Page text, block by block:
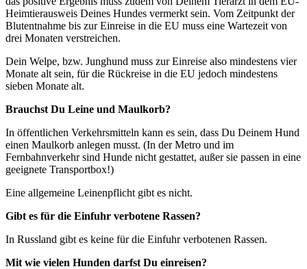
Heimtierausweis Deines Hundes vermerkt sein. Vom Zeitpunkt der
Blutentnahme bis zur Einreise in die EU muss eine Wartezeit von
drei Monaten verstreichen.
Dein Welpe, bzw. Junghund muss zur Einreise also mindestens vier
Monate alt sein, für die Rückreise in die EU jedoch mindestens
sieben Monate alt.
Brauchst Du Leine und Maulkorb?
In öffentlichen Verkehrsmitteln kann es sein, dass Du Deinem Hund
einen Maulkorb anlegen musst. (In der Metro und im
Fernbahnverkehr sind Hunde nicht gestattet, außer sie passen in eine
geeignete Transportbox!)
Eine allgemeine Leinenpflicht gibt es nicht.
Gibt es für die Einfuhr verbotene Rassen?
In Russland gibt es keine für die Einfuhr verbotenen Rassen.
Mit wie vielen Hunden darfst Du einreisen?